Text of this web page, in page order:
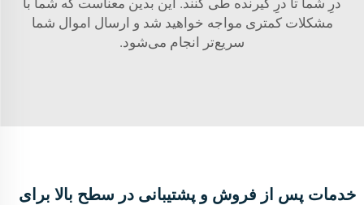
درِ شما تا درِ گیرنده طی کنند. این بدین معناست که شما با
مشکلات کمتری مواجه خواهید شد و ارسال اموال شما
سریع‌تر انجام می‌شود.
خدمات پس از فروش و پشتیبانی در سطح بالا برای